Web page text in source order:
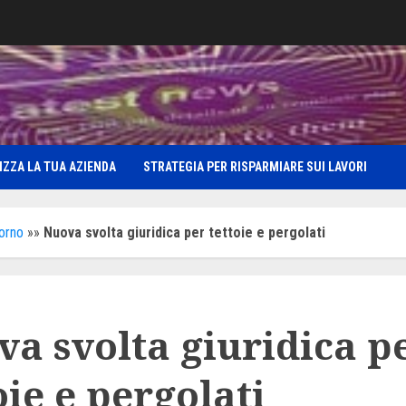
LA TUA AZIENDA STRATEGIA PER RISPARMIARE SUI LAVORI
»» Nuova svolta giuridica per tettoie e pergolati
svolta giuridica
e pergolati